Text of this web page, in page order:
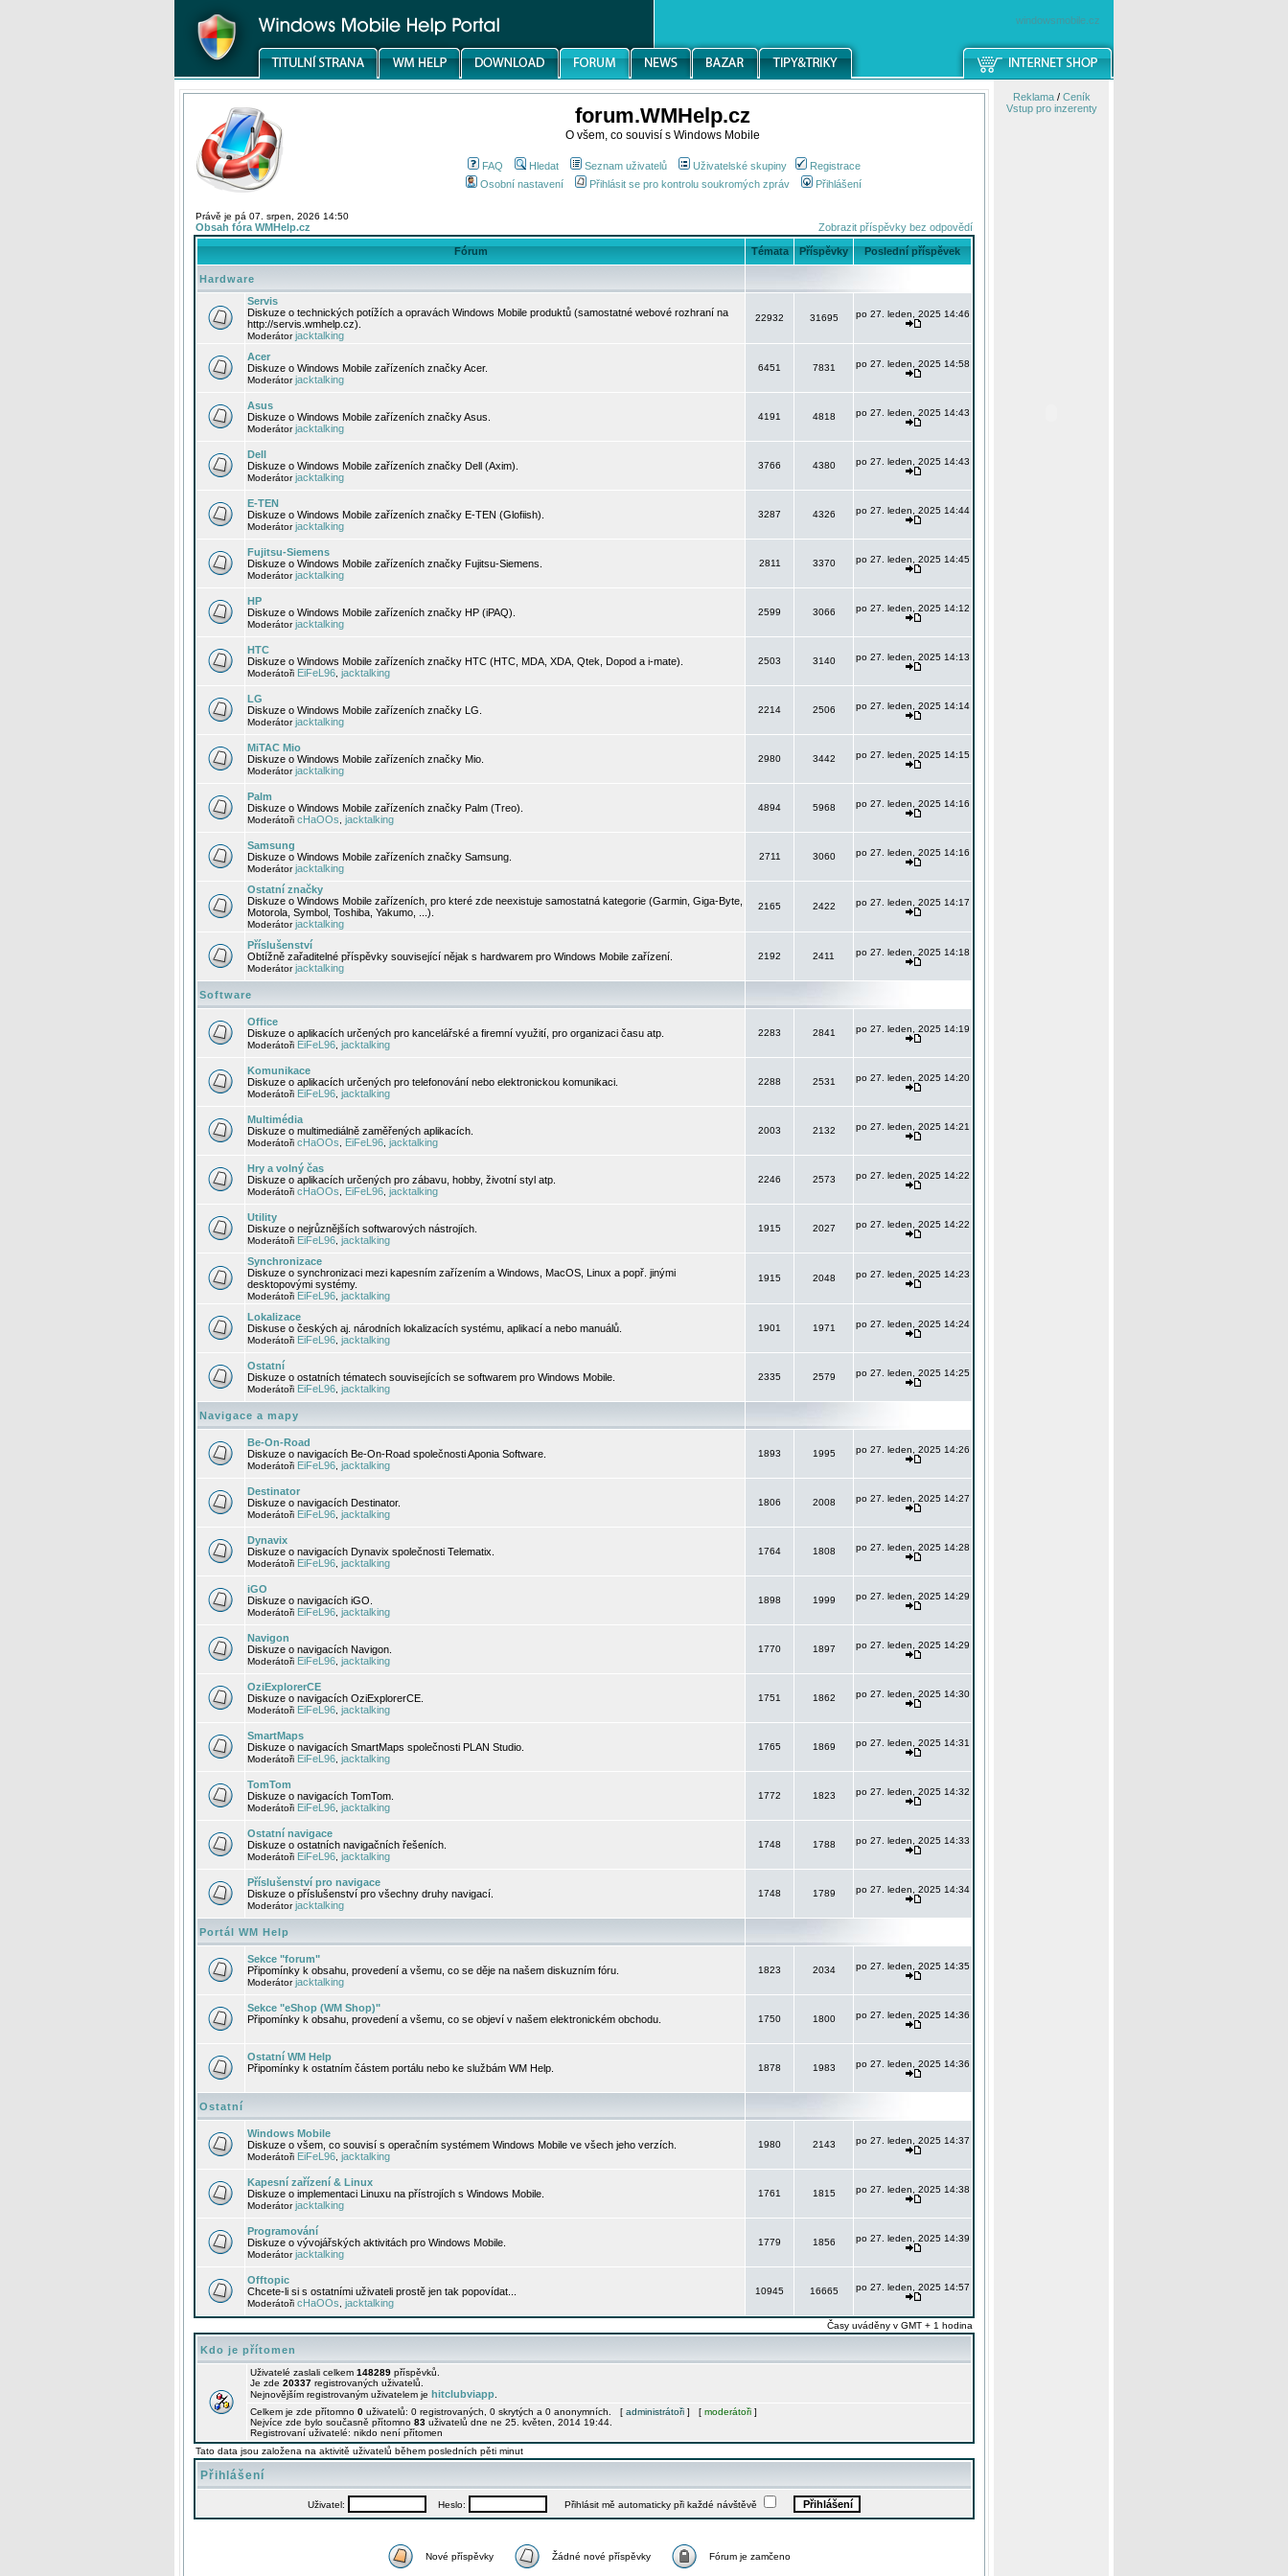
windowsmobile.cz
forum.WMHelp.cz
O všem, co souvisí s Windows Mobile
FAQ Hledat Seznam uživatelů Uživatelské skupiny
Registrace
Osobní nastavení
Přihlásit se pro kontrolu soukromých zpráv Přihlášení
Právě je pá 07. srpen, 2026 14:50
Obsah fóra WMHelp.cz Zobrazit příspěvky bez odpovědí
Fórum Témata Příspěvky Poslední příspěvek
Hardware
Servis
Diskuze o technických potížích a opravách Windows Mobile produktů (samostatné webové rozhraní na
http://servis.wmhelp.cz).
Moderátorjacktalking
22932 31695 po 27. leden, 2025 14:46
Acer
Diskuze o Windows Mobile zařízeních značky Acer.
Moderátorjacktalking
6451 7831 po 27. leden, 2025 14:58
Asus
Diskuze o Windows Mobile zařízeních značky Asus.
Moderátorjacktalking
4191 4818 po 27. leden, 2025 14:43
Dell
Diskuze o Windows Mobile zařízeních značky Dell (Axim).
Moderátorjacktalking
3766 4380 po 27. leden, 2025 14:43
E-TEN
Diskuze o Windows Mobile zařízeních značky E-TEN (Glofiish).
Moderátorjacktalking
3287 4326 po 27. leden, 2025 14:44
Fujitsu-Siemens
Diskuze o Windows Mobile zařízeních značky Fujitsu-Siemens.
Moderátorjacktalking
2811 3370 po 27. leden, 2025 14:45
HP
Diskuze o Windows Mobile zařízeních značky HP (iPAQ).
Moderátorjacktalking
2599 3066 po 27. leden, 2025 14:12
HTC
Diskuze o Windows Mobile zařízeních značky HTC (HTC, MDA, XDA, Qtek, Dopod a i-mate).
Moderátoři EiFeL96 jacktalking
2503 3140 po 27. leden, 2025 14:13
LG
Diskuze o Windows Mobile zařízeních značky LG.
Moderátorjacktalking
2214 2506 po 27. leden, 2025 14:14
MiTAC Mio
Diskuze o Windows Mobile zařízeních značky Mio.
Moderátorjacktalking
2980 3442 po 27. leden, 2025 14:15
Palm
Diskuze o Windows Mobile zařízeních značky Palm (Treo).
Moderátoři cHaOOs jacktalking
4894 5968 po 27. leden, 2025 14:16
Samsung
Diskuze o Windows Mobile zařízeních značky Samsung.
Moderátorjacktalking
2711 3060 po 27. leden, 2025 14:16
Ostatní značky
Diskuze o Windows Mobile zařízeních, pro které zde neexistuje samostatná kategorie (Garmin, Giga-Byte,
Motorola, Symbol, Toshiba, Yakumo, ...).
Moderátorjacktalking
2165 2422 po 27. leden, 2025 14:17
Příslušenství
Obtížně zařaditelné příspěvky související nějak s hardwarem pro Windows Mobile zařízení.
Moderátorjacktalking
2192 2411 po 27. leden, 2025 14:18
Software
Office
Diskuze o aplikacích určených pro kancelářské a firemní využití, pro organizaci času atp.
Moderátoři EiFeL96 jacktalking
2283 2841 po 27. leden, 2025 14:19
Komunikace
Diskuze o aplikacích určených pro telefonování nebo elektronickou komunikaci.
Moderátoři EiFeL96 jacktalking
2288 2531 po 27. leden, 2025 14:20
Multimédia
Diskuze o multimediálně zaměřených aplikacích.
Moderátoři cHaOOs EiFeL96 jacktalking
2003 2132 po 27. leden, 2025 14:21
Hry a volný čas
Diskuze o aplikacích určených pro zábavu, hobby, životní styl atp.
Moderátoři cHaOOs EiFeL96 jacktalking
2246 2573 po 27. leden, 2025 14:22
Utility
Diskuze o nejrůznějších softwarových nástrojích.
Moderátoři EiFeL96 jacktalking
1915 2027 po 27. leden, 2025 14:22
Synchronizace
Diskuze o synchronizaci mezi kapesním zařízením a Windows, MacOS, Linux a popř. jinými
desktopovými systémy.
Moderátoři EiFeL96 jacktalking
1915 2048 po 27. leden, 2025 14:23
Lokalizace
Diskuse o českých aj. národních lokalizacích systému, aplikací a nebo manuálů.
Moderátoři EiFeL96 jacktalking
1901 1971 po 27. leden, 2025 14:24
Ostatní
Diskuze o ostatních tématech souvisejících se softwarem pro Windows Mobile.
Moderátoři EiFeL96 jacktalking
2335 2579 po 27. leden, 2025 14:25
Navigace a mapy
Be-On-Road
Diskuze o navigacích Be-On-Road společnosti Aponia Software.
Moderátoři EiFeL96 jacktalking
1893 1995 po 27. leden, 2025 14:26
Destinator
Diskuze o navigacích Destinator.
Moderátoři EiFeL96 jacktalking
1806 2008 po 27. leden, 2025 14:27
Dynavix
Diskuze o navigacích Dynavix společnosti Telematix.
Moderátoři EiFeL96 jacktalking
1764 1808 po 27. leden, 2025 14:28
iGO
Diskuze o navigacích iGO.
Moderátoři EiFeL96 jacktalking
1898 1999 po 27. leden, 2025 14:29
Navigon
Diskuze o navigacích Navigon.
Moderátoři EiFeL96 jacktalking
1770 1897 po 27. leden, 2025 14:29
OziExplorerCE
Diskuze o navigacích OziExplorerCE.
Moderátoři EiFeL96 jacktalking
1751 1862 po 27. leden, 2025 14:30
SmartMaps
Diskuze o navigacích SmartMaps společnosti PLAN Studio.
Moderátoři EiFeL96 jacktalking
1765 1869 po 27. leden, 2025 14:31
TomTom
Diskuze o navigacích TomTom.
Moderátoři EiFeL96 jacktalking
1772 1823 po 27. leden, 2025 14:32
Ostatní navigace
Diskuze o ostatních navigačních řešeních.
Moderátoři EiFeL96 jacktalking
1748 1788 po 27. leden, 2025 14:33
Příslušenství pro navigace
Diskuze o příslušenství pro všechny druhy navigací.
Moderátorjacktalking
1748 1789 po 27. leden, 2025 14:34
Portál WM Help
Sekce "forum"
Připomínky k obsahu, provedení a všemu, co se děje na našem diskuzním fóru.
Moderátorjacktalking
1823 2034 po 27. leden, 2025 14:35
Sekce "eShop (WM Shop)"
Připomínky k obsahu, provedení a všemu, co se objeví v našem elektronickém obchodu.
1750 1800 po 27. leden, 2025 14:36
Ostatní WM Help
Připomínky k ostatním částem portálu nebo ke službám WM Help.
1878 1983 po 27. leden, 2025 14:36
Ostatní
Windows Mobile
Diskuze o všem, co souvisí s operačním systémem Windows Mobile ve všech jeho verzích.
Moderátoři EiFeL96 jacktalking
1980 2143 po 27. leden, 2025 14:37
Kapesní zařízení & Linux
Diskuze o implementaci Linuxu na přístrojích s Windows Mobile.
Moderátorjacktalking
1761 1815 po 27. leden, 2025 14:38
Programování
Diskuze o vývojářských aktivitách pro Windows Mobile.
Moderátorjacktalking
1779 1856 po 27. leden, 2025 14:39
Offtopic
Chcete-li si s ostatními uživateli prostě jen tak popovídat...
Moderátoři cHaOOs jacktalking
10945 16665 po 27. leden, 2025 14:57
Časy uváděny v GMT + 1 hodina
Kdo je přítomen
Uživatelé zaslali celkem 148289 příspěvků.
Je zde 20337 registrovaných uživatelů.
Nejnovějším registrovaným uživatelem je hitclubviapp
Celkem je zde přítomno 0 uživatelů: 0 registrovaných, 0 skrytých a 0 anonymních. [ administrátoři ] [ moderátoři ]
Nejvíce zde bylo současně přítomno 83 uživatelů dne ne 25. květen, 2014 19:44.
Registrovaní uživatelé: nikdo není přítomen
Tato data jsou založena na aktivitě uživatelů během posledních pěti minut
Přihlášení
Uživatel: Heslo: Přihlásit mě automaticky při každé návštěvě
Nové příspěvky Žádné nové příspěvky Fórum je zamčeno
Reklama/ Ceník
Vstup pro inzerenty